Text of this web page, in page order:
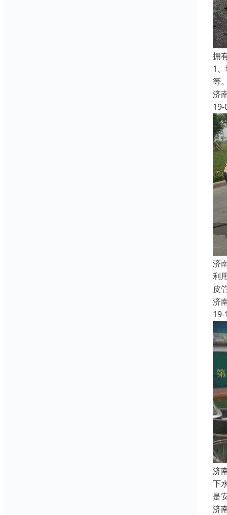
拥
1
等
济
19-
济
利
皮
济
19-
济
下
是
济